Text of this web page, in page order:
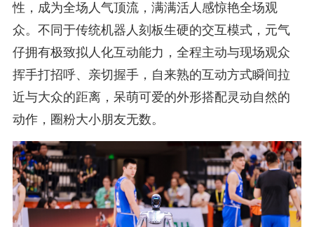
性，成为全场人气顶流，满满活人感惊艳全场观
众。不同于传统机器人刻板生硬的交互模式，元气
仔拥有极致拟人化互动能力，全程主动与现场观众
挥手打招呼、亲切握手，自来熟的互动方式瞬间拉
近与大众的距离，呆萌可爱的外形搭配灵动自然的
动作，圈粉大小朋友无数。